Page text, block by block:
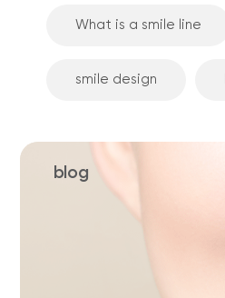
What is a smile line
smile design
blog